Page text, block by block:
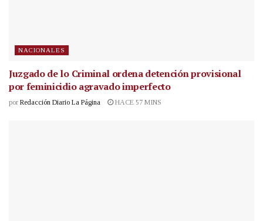
NACIONALES
Juzgado de lo Criminal ordena detención provisional
por feminicidio agravado imperfecto
por Redacción Diario La Página HACE 57 MINS